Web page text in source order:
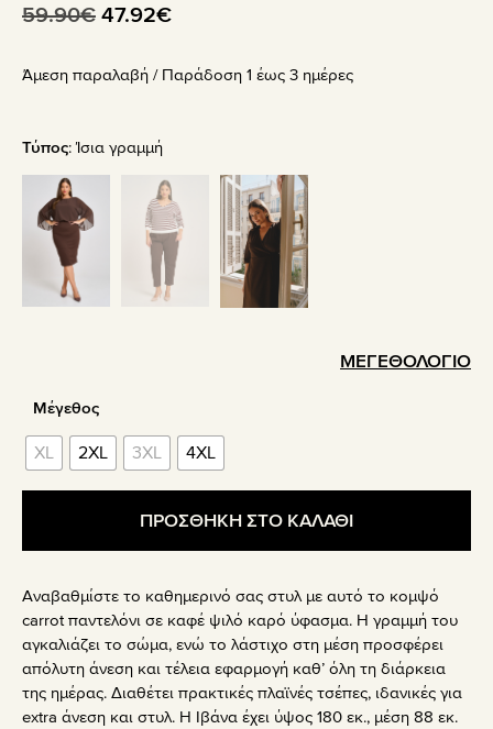
59.90€ Original
was:
47.92€Η
τιμή
Άμεση παραλαβή / Παράδoση 1 έως 3 ημέρες
Τύπος: Ίσια γραμμή
ΜΕΓΕΘΟΛΟΓΙΟ
Μέγεθος
XL 2XL 3XL 4XL
ΠΡΟΣΘΗΚΗ ΣΤΟ ΚΑΛΑΘΙ
Αναβαθμίστε το καθημερινό σας στυλ με αυτό το κομψό
carrot παντελόνι σε καφέ ψιλό καρό ύφασμα. Η γραμμή του
αγκαλιάζει το σώμα, ενώ το λάστιχο στη μέση προσφέρει
απόλυτη άνεση και τέλεια εφαρμογή καθ’ όλη τη διάρκεια
της ημέρας. Διαθέτει πρακτικές πλαϊνές τσέπες, ιδανικές για
extra άνεση και στυλ. Η Ιβάνα έχει ύψος 180 εκ., μέση 88 εκ.